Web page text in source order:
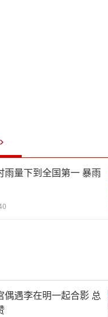
（责任编辑：卢其龙 CN070）
雨量下到全国第一 暴雨
偶遇李在明一起合影 总